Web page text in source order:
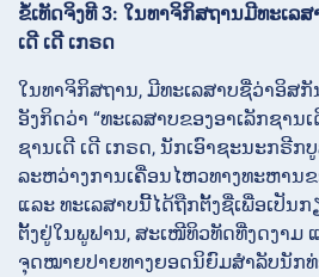
ຂໍ້ເທັດຈິງທີ 3: ໃນທາຈິກິສຖານມີທະເລ
ເດີ ເດີ ເກຣດ
ໃນທາຈິກິສຖານ, ມີທະເລສາບຊື່ວ່າອິສກັ
ອັງກິດວ່າ “ທະເລສາບຂອງອາເລັກຊານ
ຊານເດີ ເດີ ເກຣດ, ນັກເອົາຊະນະກຣີກ
ລະຫວ່າງການເຄື່ອນໄຫວທາງທະຫານຂ
ແລະ ທະເລສາບນີ້ໄດ້ຖືກຕັ້ງຊື່ເພື່ອເປັນ
ຕັ້ງຢູ່ໃນພູຟານ, ສະເໜີທິວທັດທີ່ງດງາມ
ຈຸດໝາຍປາຍທາງຍອດນິຍົມສຳລັບນັກ